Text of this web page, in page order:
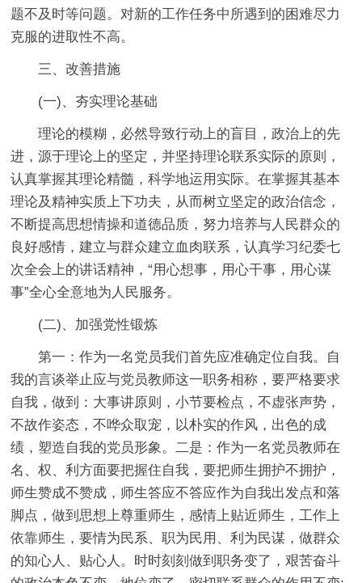
题不及时等问题。对新的工作任务中所遇到的困难尽力
克服的进取性不高。
三、改善措施
(一)、夯实理论基础
理论的模糊，必然导致行动上的盲目，政治上的先
进，源于理论上的坚定，并坚持理论联系实际的原则，
认真掌握其理论精髓，科学地运用实际。在掌握其基本
理论及精神实质上下功夫，从而树立坚定的政治信念，
不断提高思想情操和道德品质，努力培养与人民群众的
良好感情，建立与群众建立血肉联系，认真学习纪委七
次全会上的讲话精神，“用心想事，用心干事，用心谋
事”全心全意地为人民服务。
(二)、加强党性锻炼
第一：作为一名党员我们首先应准确定位自我。自
我的言谈举止应与党员教师这一职务相称，要严格要求
自我，做到：大事讲原则，小节要检点，不虚张声势，
不故作姿态，不哗众取宠，以朴实的作风，出色的成
绩，塑造自我的党员形象。二是：作为一名党员教师在
名、权、利方面要把握住自我，要把师生拥护不拥护，
师生赞成不赞成，师生答应不答应作为自我出发点和落
脚点，做到思想上尊重师生，感情上贴近师生，工作上
依靠师生，要情为民系、职为民用、利为民谋，做群众
的知心人、贴心人。时时刻刻做到职务变了，艰苦奋斗